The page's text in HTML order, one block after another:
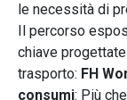
le necessità di
Il percorso
chiave
trasporto: FH
consumi: Più